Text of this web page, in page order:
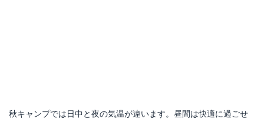
秋キャンプでは日中と夜の気温が違います。昼間は快適に過ごせ